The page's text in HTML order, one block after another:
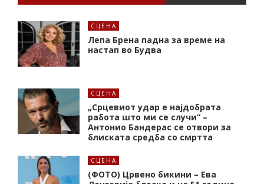
СЦЕНА
Лепа Брена падна за време на
настап во Будва
СЦЕНА
„Срцевиот удар е најдобрата
работа што ми се случи“ –
Антонио Бандерас се отвори за
блиската средба со смртта
СЦЕНА
(ФОТО) Црвено бикини – Ева